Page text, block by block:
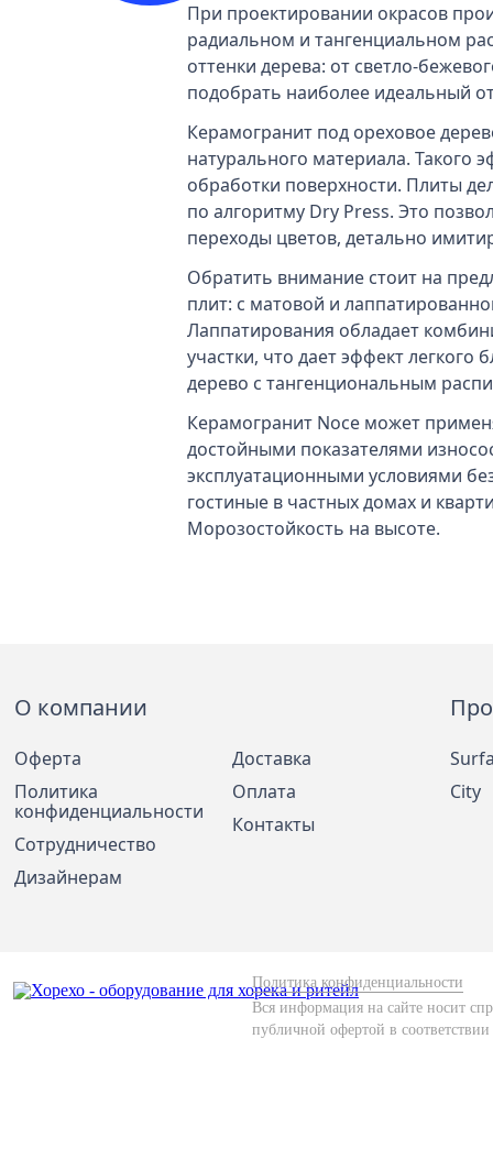
При проектировании окрасов
радиальном и тангенциальном
оттенки дерева: от светло-
подобрать наиболее идеальный
Керамогранит под ореховое
натурального материала. Такого
обработки поверхности. Плиты
по алгоритму Dry Press. Это
переходы цветов, детально
Обратить внимание стоит на
плит: с матовой и
Лаппатирования обладает
участки, что дает эффект
дерево с тангенциональным
Керамогранит Noce может
достойными показателями
эксплуатационными условиями
гостиные в частных домах и
Морозостойкость на высоте.
О компании
Оферта
Политика
конфиденциальности
Сотрудничество
Дизайнерам
Доставка
Оплата
Контакты
City
Политика конфиденциальности
Вся информация на сайте носит
публичной офертой в